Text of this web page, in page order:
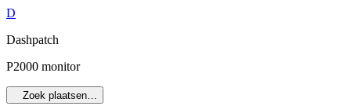
D
Dashpatch
P2000 monitor
Zoek plaatsen…